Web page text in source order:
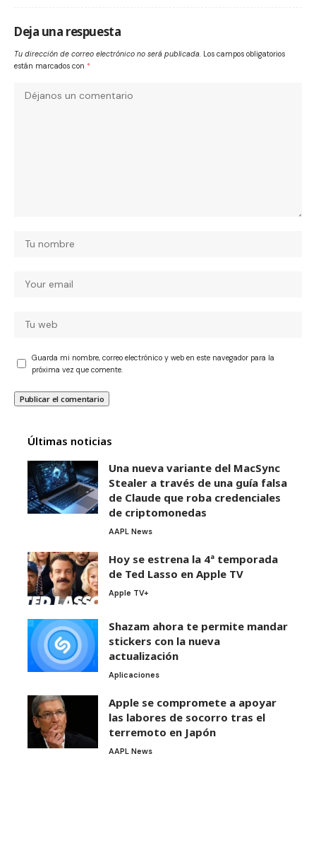
Deja una respuesta
Tu dirección de correo electrónico no será publicada. Los campos obligatorios
están marcados con *
Guarda mi nombre, correo electrónico y web en este navegador para la
próxima vez que comente.
Últimas noticias
Una nueva variante del MacSync
Stealer a través de una guía falsa
de Claude que roba credenciales
de criptomonedas
AAPL News
Hoy se estrena la 4ª temporada
de Ted Lasso en Apple TV
Apple TV+
Shazam ahora te permite mandar
stickers con la nueva
actualización
Aplicaciones
Apple se compromete a apoyar
las labores de socorro tras el
terremoto en Japón
AAPL News